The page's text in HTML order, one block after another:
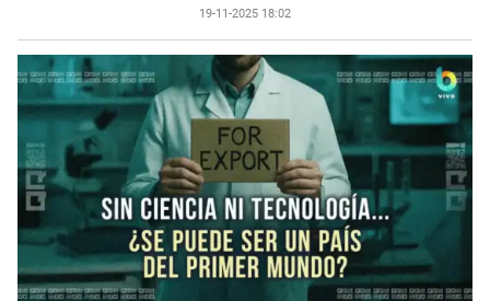
19-11-2025 18:02